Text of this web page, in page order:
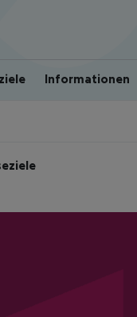
Informationen